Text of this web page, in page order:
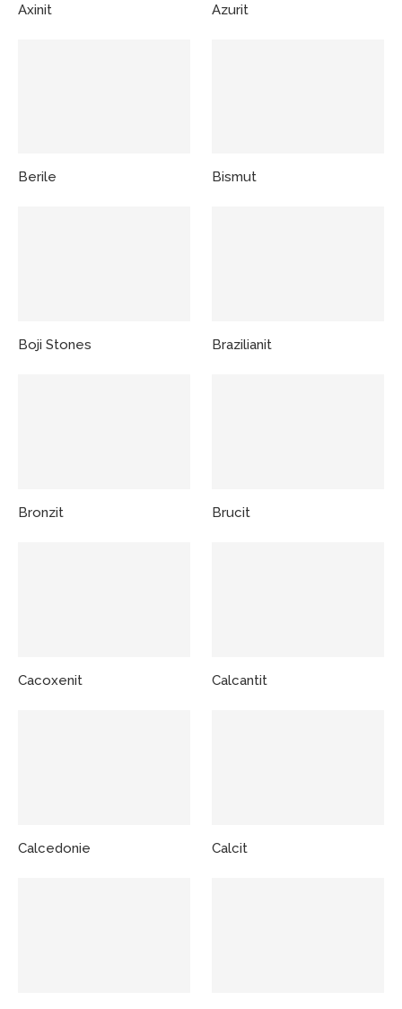
Axinit Azurit
Berile Bismut
Boji Stones Brazilianit
Bronzit Brucit
Cacoxenit Calcantit
Calcedonie Calcit